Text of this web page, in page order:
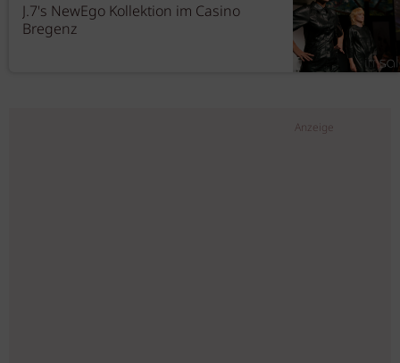
J.7's NewEgo Kollektion im Casino
Bregenz
Anzeige